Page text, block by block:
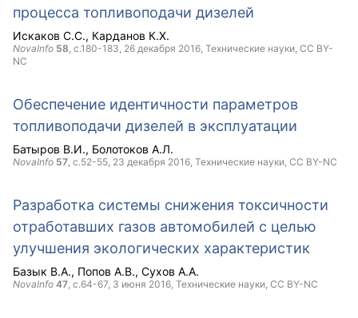
процесса топливоподачи дизелей
Искаков С.С. Карданов К.Х.
NovaInfo 58, с.180-183, 26 декабря 2016, Технические науки, CC BY-
NC
Обеспечение идентичности параметров
топливоподачи дизелей в эксплуатации
Батыров В.И. Болотоков А.Л.
NovaInfo 57, с.52-55, 23 декабря 2016, Технические науки, CC BY-NC
Разработка системы снижения токсичности
отработавших газов автомобилей с целью
улучшения экологических характеристик
Базык В.А. Попов А.В. Сухов А.А.
NovaInfo 47, с.64-67, 3 июня 2016, Технические науки, CC BY-NC